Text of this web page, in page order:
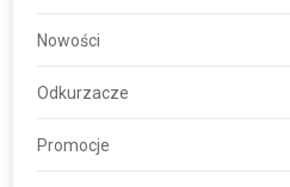
Nowości
Odkurzacze
Promocje